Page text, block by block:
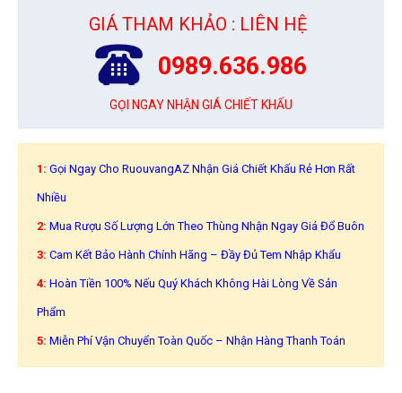
GIÁ THAM KHẢO : LIÊN HỆ
0989.636.986
GỌI NGAY NHẬN GIÁ CHIẾT KHẤU
1: Gọi Ngay Cho RuouvangAZ Nhận Giá Chiết Khấu Rẻ Hơn Rất
Nhiều
2: Mua Rượu Số Lượng Lớn Theo Thùng Nhận Ngay Giá Đổ Buôn
3: Cam Kết Bảo Hành Chính Hãng – Đầy Đủ Tem Nhập Khẩu
4: Hoàn Tiền 100% Nếu Quý Khách Không Hài Lòng Về Sản
Phẩm
5: Miễn Phí Vận Chuyển Toàn Quốc – Nhận Hàng Thanh Toán